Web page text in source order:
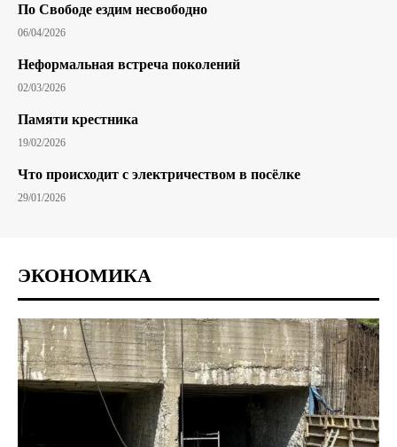
По Свободе ездим несвободно
06/04/2026
Неформальная встреча поколений
02/03/2026
Памяти крестника
19/02/2026
Что происходит с электричеством в посёлке
29/01/2026
ЭКОНОМИКА